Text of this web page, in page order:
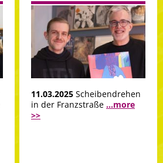
11.03.2025 Scheibendrehen
in der Franzstraße ...more
>>